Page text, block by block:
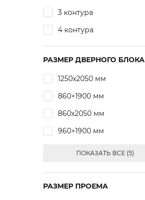
3 контура
4 контура
РАЗМЕР ДВЕРНОГО БЛОКА
1250х2050 мм
860×1900 мм
860х2050 мм
960×1900 мм
ПОКАЗАТЬ ВСЕ (5)
РАЗМЕР ПРОЕМА